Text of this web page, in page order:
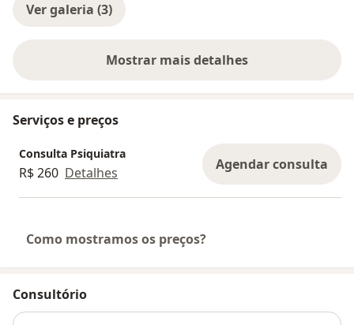
Ver galeria (3)
Mostrar mais detalhes
sobre a experiência
Serviços e preços
Consulta Psiquiatra
R$ 260 Detalhes Agendar consulta
Como mostramos os preços?
Consultório